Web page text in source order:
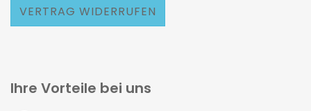
VERTRAG WIDERRUFEN
Ihre Vorteile bei uns